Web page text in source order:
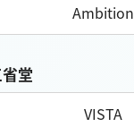
Ambition
堂
VISTA